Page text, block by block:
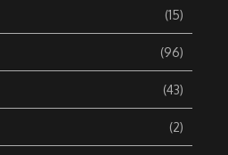
(15)
(96)
(43)
(2)